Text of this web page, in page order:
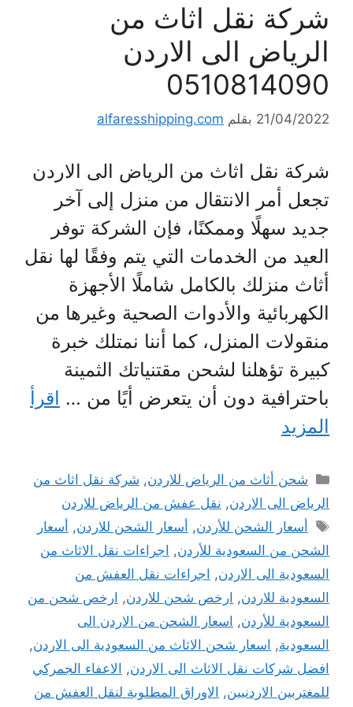
شركة نقل اثاث من
الرياض الى الاردن
0510814090
21/04/2022 بقلم alfaresshipping.com
شركة نقل اثاث من الرياض الى الاردن
تجعل أمر الانتقال من منزل إلى آخر
جديد سهلًا وممكنًا، فإن الشركة توفر
العيد من الخدمات التي يتم وفقًا لها نقل
أثاث منزلك بالكامل شاملًا الأجهزة
الكهربائية والأدوات الصحية وغيرها من
منقولات المنزل، كما أننا نمتلك خبرة
كبيرة تؤهلنا لشحن مقتنياتك الثمينة
باحترافية دون أن يتعرض أيًا من … اقرأ
المزيد
التصنيفات
شحن أثاث من الرياض للاردن, شركة نقل اثاث من
الرياض الى الاردن, نقل عفش من الرياض للاردن
الوسوم
أسعار الشحن للأردن, أسعار الشحن للاردن, أسعار
الشحن من السعودية للأردن, اجراءات نقل الاثاث من
السعودية الى الاردن, اجراءات نقل العفش من
السعودية للاردن, ارخص شحن للاردن, ارخص شحن من
السعودية للأردن, اسعار الشحن من الاردن الى
السعودية, اسعار شحن الاثاث من السعودية الى الاردن,
افضل شركات نقل الاثاث الى الاردن,
الاعفاء الجمركي
للمغتربين الاردنيين,
الاوراق المطلوبة لنقل العفش من